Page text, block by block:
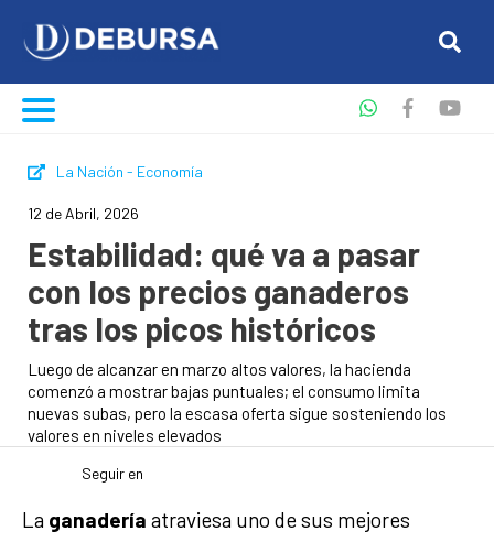
La Nación - Economía
12 de Abril, 2026
Estabilidad: qué va a pasar
con los precios ganaderos
tras los picos históricos
Luego de alcanzar en marzo altos valores, la hacienda
comenzó a mostrar bajas puntuales; el consumo limita
nuevas subas, pero la escasa oferta sigue sosteniendo los
valores en niveles elevados
Seguir en
La ganadería atraviesa uno de sus mejores